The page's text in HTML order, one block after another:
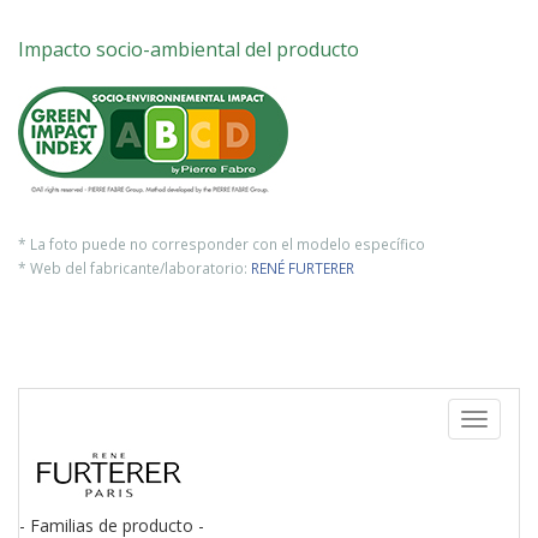
Impacto socio-ambiental del producto
* La foto puede no corresponder con el modelo específico
* Web del fabricante/laboratorio: RENÉ FURTERER
Toggle
- Familias de producto -